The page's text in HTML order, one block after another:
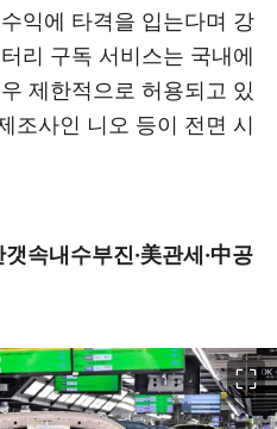
익에 타격을 입는다며 강
리 구독 서비스는 국내에
제한적으로 허용되고 있
조사인 니오 등이 전면 시
갯속내수부진·美관세·中공